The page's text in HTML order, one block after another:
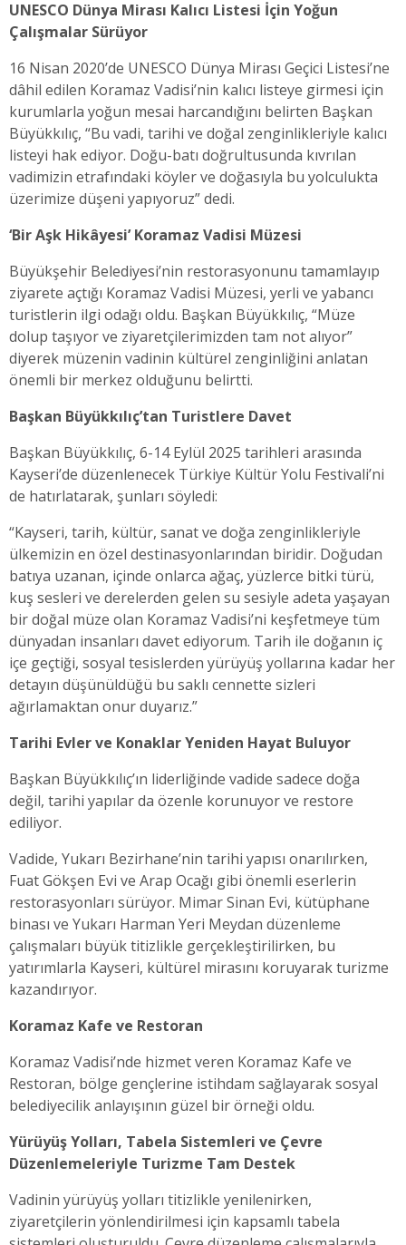
UNESCO Dünya Mirası Kalıcı Listesi İçin Yoğun
Çalışmalar Sürüyor
16 Nisan 2020’de UNESCO Dünya Mirası Geçici Listesi’ne
dâhil edilen Koramaz Vadisi’nin kalıcı listeye girmesi için
kurumlarla yoğun mesai harcandığını belirten Başkan
Büyükkılıç, “Bu vadi, tarihi ve doğal zenginlikleriyle kalıcı
listeyi hak ediyor. Doğu-batı doğrultusunda kıvrılan
vadimizin etrafındaki köyler ve doğasıyla bu yolculukta
üzerimize düşeni yapıyoruz” dedi.
‘Bir Aşk Hikâyesi’ Koramaz Vadisi Müzesi
Büyükşehir Belediyesi’nin restorasyonunu tamamlayıp
ziyarete açtığı Koramaz Vadisi Müzesi, yerli ve yabancı
turistlerin ilgi odağı oldu. Başkan Büyükkılıç, “Müze
dolup taşıyor ve ziyaretçilerimizden tam not alıyor”
diyerek müzenin vadinin kültürel zenginliğini anlatan
önemli bir merkez olduğunu belirtti.
Başkan Büyükkılıç’tan Turistlere Davet
Başkan Büyükkılıç, 6-14 Eylül 2025 tarihleri arasında
Kayseri’de düzenlenecek Türkiye Kültür Yolu Festivali’ni
de hatırlatarak, şunları söyledi:
“Kayseri, tarih, kültür, sanat ve doğa zenginlikleriyle
ülkemizin en özel destinasyonlarından biridir. Doğudan
batıya uzanan, içinde onlarca ağaç, yüzlerce bitki türü,
kuş sesleri ve derelerden gelen su sesiyle adeta yaşayan
bir doğal müze olan Koramaz Vadisi’ni keşfetmeye tüm
dünyadan insanları davet ediyorum. Tarih ile doğanın iç
içe geçtiği, sosyal tesislerden yürüyüş yollarına kadar her
detayın düşünüldüğü bu saklı cennette sizleri
ağırlamaktan onur duyarız.”
Tarihi Evler ve Konaklar Yeniden Hayat Buluyor
Başkan Büyükkılıç’ın liderliğinde vadide sadece doğa
değil, tarihi yapılar da özenle korunuyor ve restore
ediliyor.
Vadide, Yukarı Bezirhane’nin tarihi yapısı onarılırken,
Fuat Gökşen Evi ve Arap Ocağı gibi önemli eserlerin
restorasyonları sürüyor. Mimar Sinan Evi, kütüphane
binası ve Yukarı Harman Yeri Meydan düzenleme
çalışmaları büyük titizlikle gerçekleştirilirken, bu
yatırımlarla Kayseri, kültürel mirasını koruyarak turizme
kazandırıyor.
Koramaz Kafe ve Restoran
Koramaz Vadisi’nde hizmet veren Koramaz Kafe ve
Restoran, bölge gençlerine istihdam sağlayarak sosyal
belediyecilik anlayışının güzel bir örneği oldu.
Yürüyüş Yolları, Tabela Sistemleri ve Çevre
Düzenlemeleriyle Turizme Tam Destek
Vadinin yürüyüş yolları titizlikle yenilenirken,
ziyaretçilerin yönlendirilmesi için kapsamlı tabela